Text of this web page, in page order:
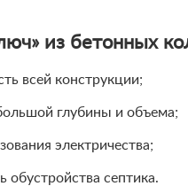
из бетонных
всей конструкции;
глубины и объема;
электричества;
обустройства септика.